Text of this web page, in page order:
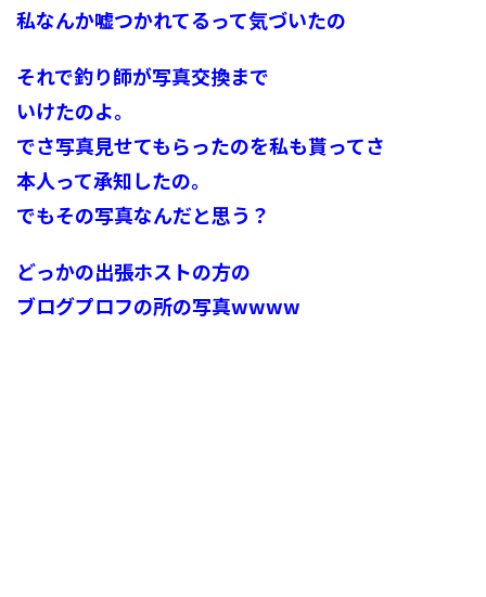
私なんか嘘つかれてるって気づいたの
それで釣り師が写真交換まで
いけたのよ。
でさ写真見せてもらったのを私も貰ってさ
本人って承知したの。
でもその写真なんだと思う？
どっかの出張ホストの方の
ブログプロフの所の写真wwww